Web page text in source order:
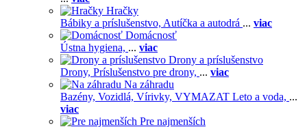
Hračky
Bábiky a príslušenstvo, Autíčka a autodrá ... viac
Domácnosť
Ústna hygiena, ... viac
Drony a príslušenstvo
Drony, Príslušenstvo pre drony, ... viac
Na záhradu
Bazény, Vozidlá, Vírivky, VYMAZAT Leto a voda, ...
viac
Pre najmenších